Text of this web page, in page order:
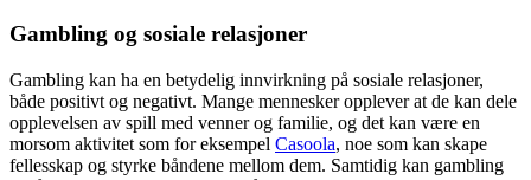
Gambling og sosiale relasjoner
Gambling kan ha en betydelig innvirkning på sosiale relasjoner,
både positivt og negativt. Mange mennesker opplever at de kan dele
opplevelsen av spill med venner og familie, og det kan være en
morsom aktivitet som for eksempel Casoola, noe som kan skape
fellesskap og styrke båndene mellom dem. Samtidig kan gambling